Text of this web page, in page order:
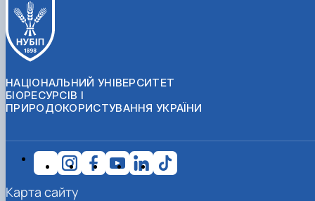
НАЦІОНАЛЬНИЙ УНІВЕРСИТЕТ
БІОРЕСУРСІВ І
ПРИРОДОКОРИСТУВАННЯ УКРАЇНИ
Карта сайту